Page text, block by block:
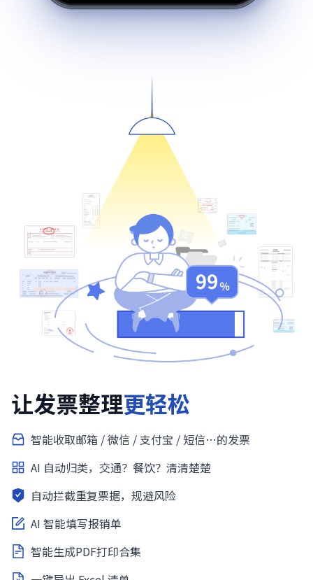
让发票整理更轻松
智能收取邮箱 / 微信 / 支付宝 / 短信…的发票
AI 自动归类，交通？餐饮？清清楚楚
自动拦截重复票据，规避风险
AI 智能填写报销单
智能生成PDF打印合集